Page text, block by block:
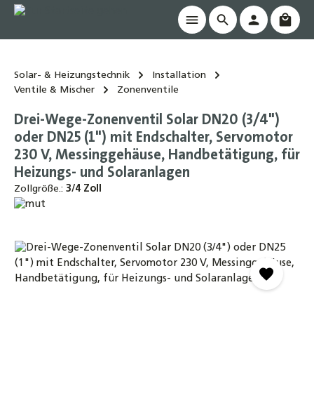
springen
Solar- & Heizungstechnik
Installation
Ventile & Mischer
Zonenventile
Drei-Wege-Zonenventil Solar DN20 (3/4")
oder DN25 (1") mit Endschalter, Servomotor
230 V, Messinggehäuse, Handbetätigung, für
Heizungs- und Solaranlagen
Zollgröße.: 3/4 Zoll
Bildergalerie überspringen